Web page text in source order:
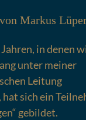
Markus
in denen
unter meiner
Leitung
hat sich ein
gebildet.